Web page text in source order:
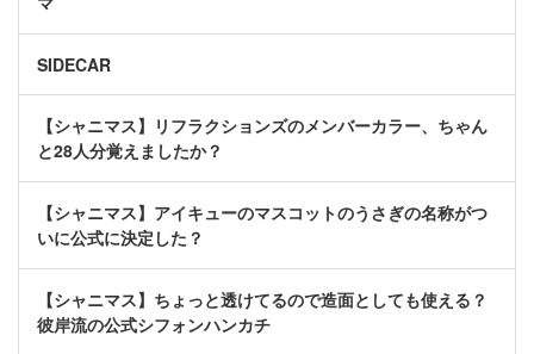
SIDECAR
【シャニマス】リフラクションズのメンバーカラー、ちゃん
と28人分覚えましたか？
【シャニマス】アイキューのマスコットのうさぎの名称がつ
いに公式に決定した？
【シャニマス】ちょっと透けてるので造面としても使える？
彼岸流の公式シフォンハンカチ